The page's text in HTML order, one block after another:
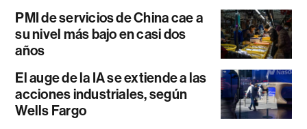
PMI de servicios de China cae a
su nivel más bajo en casi dos
años
El auge de la IA se extiende a las
acciones industriales, según
Wells Fargo